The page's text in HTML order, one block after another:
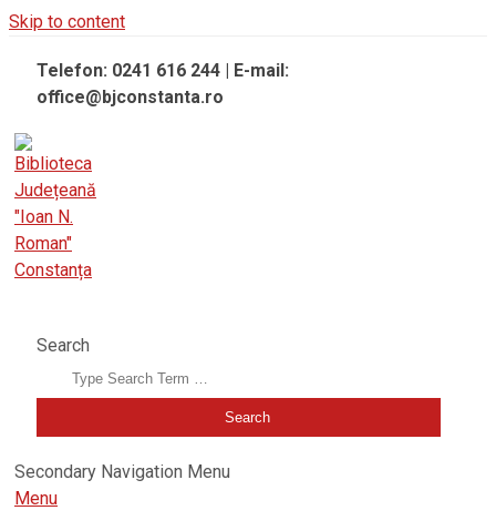
Skip to content
Telefon: 0241 616 244 | E-mail:
office@bjconstanta.ro
Search
Secondary Navigation Menu
Menu